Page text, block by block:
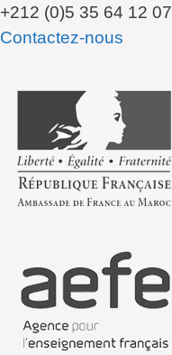
+212 (0)5 35 64 12 07
Contactez-nous